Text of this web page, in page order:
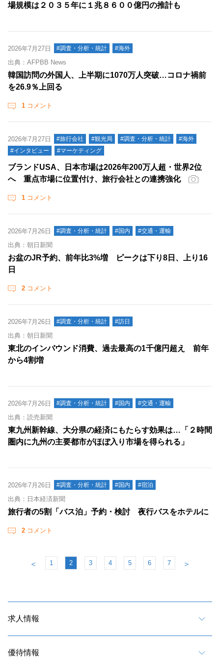
場規模は２０３５年に１兆８６００億円の推計も
2026年7月27日 #調査・分析・統計 #海外
出典：AFPBB News
韓国訪問の外国人、上半期に1070万人突破…コロナ禍前
を26.9％上回る
1 コメント
2026年7月27日 #旅行会社 #観光局 #調査・分析・統計
#海外
#インタビュー
#マーケティング
ブランドUSA、日本市場は2026年200万人超・世界2位
へ 重点市場に位置付け、旅行会社との連携強化
1 コメント
2026年7月26日 #調査・分析・統計 #国内 #交通・運輸
出典：朝日新聞
お盆のJR予約、前年比3%増 ピークは下り8日、上り16
日
2 コメント
2026年7月26日 #調査・分析・統計 #訪日
出典：朝日新聞
東北のインバウンド消費、過去最高の1千億円超え 前年
から4割増
2026年7月26日 #調査・分析・統計 #国内 #交通・運輸
出典：読売新聞
東九州新幹線、大分県の経済にもたらす効果は…「２時間
圏内に九州の主要都市がほぼ入り市場を得られる」
2026年7月26日 #調査・分析・統計 #国内 #宿泊
出典：日本経済新聞
旅行者の5割「バス泊」予約・検討 夜行バスをホテルに
2 コメント
＜ 1 2 3 4 5 6 7 ＞
求人情報
優待情報